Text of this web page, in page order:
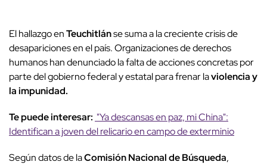
El hallazgo enTeuchitlánse suma a la creciente crisis de
desapariciones en el país. Organizaciones de derechos
humanos han denunciado la falta de acciones concretas por
parte del gobierno federal y estatal para frenar laviolencia y
la impunidad.
Te puede interesar: "Ya descansas en paz, mi China":
Identifican a joven del relicario en campo de exterminio
Según datos de laComisión Nacional de Búsqueda,